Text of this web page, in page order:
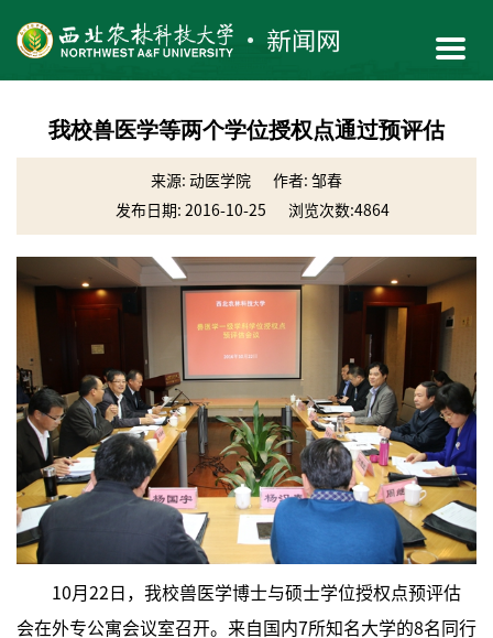
我校兽医学等两个学位授权点通过预评估
来源: 动医学院
作者: 邹春
发布日期: 2016-10-25
浏览次数:4864
10月22日，我校兽医学博士与硕士学位授权点预评估
会在外专公寓会议室召开。来自国内7所知名大学的8名同行